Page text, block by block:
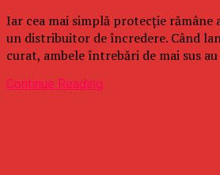
Iar cea mai simplă protecție rămâne
un distribuitor de încredere. Când
curat, ambele întrebări de mai sus
Continue Reading